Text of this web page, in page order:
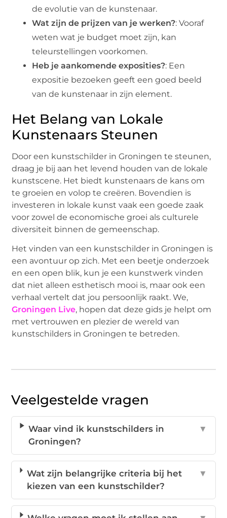
de evolutie van de kunstenaar.
Wat zijn de prijzen van je werken?: Vooraf
weten wat je budget moet zijn, kan
teleurstellingen voorkomen.
Heb je aankomende exposities?: Een
expositie bezoeken geeft een goed beeld
van de kunstenaar in zijn element.
Het Belang van Lokale
Kunstenaars Steunen
Door een kunstschilder in Groningen te steunen,
draag je bij aan het levend houden van de lokale
kunstscene. Het biedt kunstenaars de kans om
te groeien en volop te creëren. Bovendien is
investeren in lokale kunst vaak een goede zaak
voor zowel de economische groei als culturele
diversiteit binnen de gemeenschap.
Het vinden van een kunstschilder in Groningen is
een avontuur op zich. Met een beetje onderzoek
en een open blik, kun je een kunstwerk vinden
dat niet alleen esthetisch mooi is, maar ook een
verhaal vertelt dat jou persoonlijk raakt. We,
Groningen Live, hopen dat deze gids je helpt om
met vertrouwen en plezier de wereld van
kunstschilders in Groningen te betreden.
Veelgestelde vragen
Waar vind ik kunstschilders in
Groningen?
▼
Wat zijn belangrijke criteria bij het
kiezen van een kunstschilder?
▼